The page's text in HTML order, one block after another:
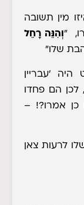
מין תשובה
"וְהִנֵּה רָחֵל
שלו"
'עבריין
הם פחדו
כן אמרו?! –
לרעות צאן